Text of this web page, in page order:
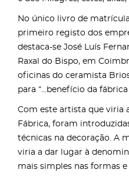
No único livro de
primeiro registo dos
destaca-se José Luís
Raxal do Bispo, em
oficinas do ceramista
para “...benefício da
Com este artista que viria
Fábrica, foram
técnicas na decoração. A
viria a dar lugar à
mais simples nas formas